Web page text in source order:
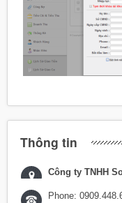
Thông tin
Công ty TNHH
Phone: